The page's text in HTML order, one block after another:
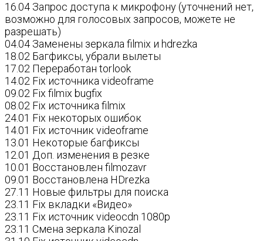
16.04 Запрос доступа к микрофону (уточнений нет,
возможно для голосовых запросов, можете не
разрешать)
04.04 Заменены зеркала filmix и hdrezka
18.02 Багфиксы, убрали вылеты
17.02 Переработан torlook
14.02 Fix источника videoframe
09.02 Fix filmix bugfix
08.02 Fix источника filmix
24.01 Fix некоторых ошибок
14.01 Fix источник videoframe
13.01 Некоторые багфиксы
12.01 Доп. изменения в резке
10.01 Восстановлен filmozavr
09.01 Восстановлена HDrezka
27.11 Новые фильтры для поиска
23.11 Fix вкладки «Видео»
23.11 Fix источник videocdn 1080p
23.11 Смена зеркала Kinozal